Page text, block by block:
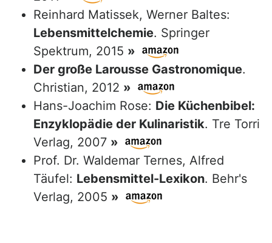
Reinhard Matissek, Werner Baltes:
Lebensmittelchemie. Springer
Spektrum, 2015 »
Der große Larousse Gastronomique.
Christian, 2012 »
Hans-Joachim Rose: Die Küchenbibel:
Enzyklopädie der Kulinaristik. Tre Torri
Verlag, 2007 »
Prof. Dr. Waldemar Ternes, Alfred
Täufel: Lebensmittel-Lexikon. Behr's
Verlag, 2005 »